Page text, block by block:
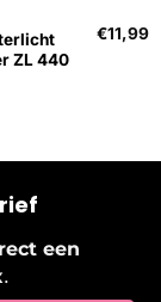
ZL 440
€11,99
een
.